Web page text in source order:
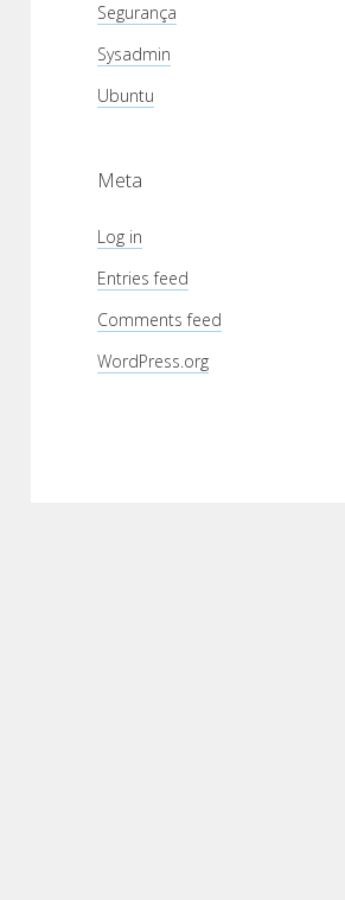
Segurança
Sysadmin
Ubuntu
Meta
Log in
Entries feed
Comments feed
WordPress.org